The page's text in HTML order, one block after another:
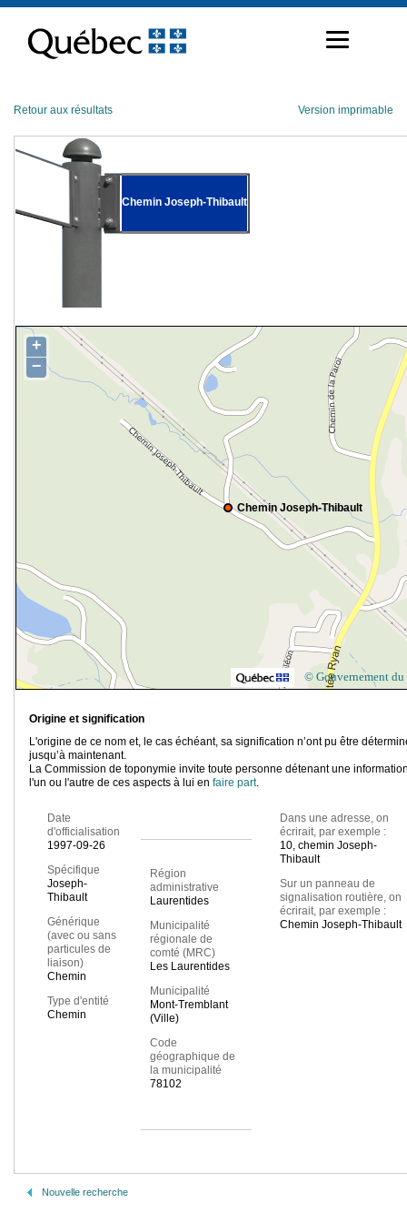
contenu
Retour aux résultats Version imprimable
Chemin Joseph-Thibault
Chemin Joseph-Thibault
+
−
© Gouvernement du
Origine et signification
L'origine de ce nom et, le cas échéant, sa signification n’ont pu être
jusqu’à maintenant.
La Commission de toponymie invite toute personne détenant une
l'un ou l'autre de ces aspects à lui en faire part.
Date
d'officialisation
1997-09-26
Spécifique
Joseph-
Thibault
Générique
(avec ou sans
particules de
liaison)
Chemin
Type d'entité
Chemin
Région
administrative
Laurentides
Municipalité
régionale de
comté (MRC)
Les Laurentides
Municipalité
Mont-Tremblant
(Ville)
Code
géographique de
la municipalité
78102
Dans une adresse, on
écrirait, par exemple :
10, chemin Joseph-
Thibault
Sur un panneau de
signalisation routière, on
écrirait, par exemple :
Chemin Joseph-Thibault
Nouvelle recherche